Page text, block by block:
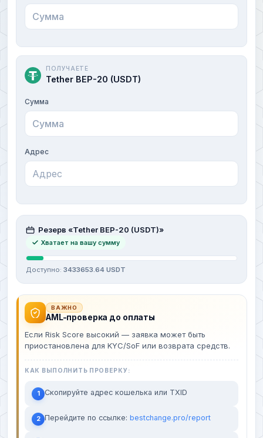
ПОЛУЧАЕТЕ
Tether BEP-20 (USDT)
Сумма
Адрес
Резерв «Tether BEP-20 (USDT)»
Хватает на вашу сумму
Доступно: 3433653.64 USDT
ВАЖНО
AML-проверка до оплаты
Если Risk Score высокий — заявка может быть
приостановлена для KYC/SoF или возврата средств.
КАК ВЫПОЛНИТЬ ПРОВЕРКУ:
1 Скопируйте адрес кошелька или TXID
2 Перейдите по ссылке: bestchange.pro/report